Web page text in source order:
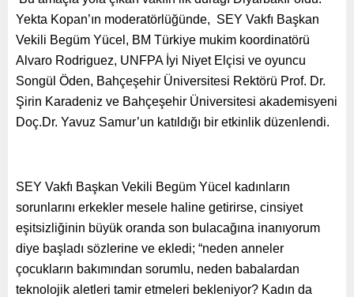
Yekta Kopan’ın moderatörlüğünde, SEY Vakfı Başkan
Vekili Begüm Yücel, BM Türkiye mukim koordinatörü
Alvaro Rodriguez, UNFPA İyi Niyet Elçisi ve oyuncu
Songül Öden, Bahçeşehir Üniversitesi Rektörü Prof. Dr.
Şirin Karadeniz ve Bahçeşehir Üniversitesi akademisyeni
Doç.Dr. Yavuz Samur’un katıldığı bir etkinlik düzenlendi.
SEY Vakfı Başkan Vekili Begüm Yücel kadınların
sorunlarını erkekler mesele haline getirirse, cinsiyet
eşitsizliğinin büyük oranda son bulacağına inanıyorum
diye başladı sözlerine ve ekledi; “neden anneler
çocukların bakımından sorumlu, neden babalardan
teknolojik aletleri tamir etmeleri bekleniyor? Kadın da